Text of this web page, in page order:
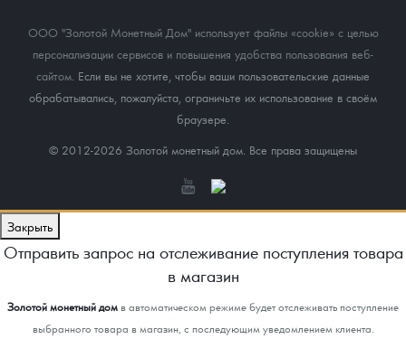
ООО "Золотой Монетный Дом" использует файлы «cookie» с целью
персонализации сервисов и повышения удобства пользования веб-
сайтом . Если вы не хотите, чтобы ваши пользовательские данные
обрабатывались, пожалуйста, ограничьте их использование в своём
браузере.
© 2012-2026 Золотой монетный дом. Все права защищены
Закрыть
Отправить запрос на отслеживание поступления товара
в магазин
Золотой монетный домв автоматическом режиме будет отслеживать поступление
выбранного товара в магазин, с последующим уведомлением клиента.